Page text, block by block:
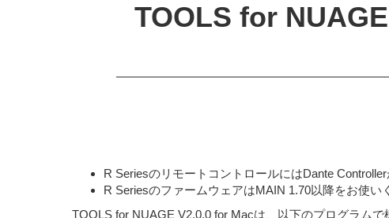
for
ー
ジ
TOOLS for
R SeriesのリモートコントロールにはDante
R SeriesのファームウェアはMAIN 1.70以降をお使い
TOOLS for NUAGE V2.0.0 for Macは、以下のプログラムで